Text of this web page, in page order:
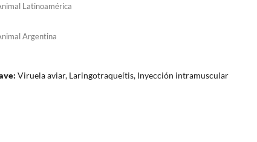
Latinoamérica
Argentina
Viruela aviar, Laringotraqueítis, Inyección intramuscular